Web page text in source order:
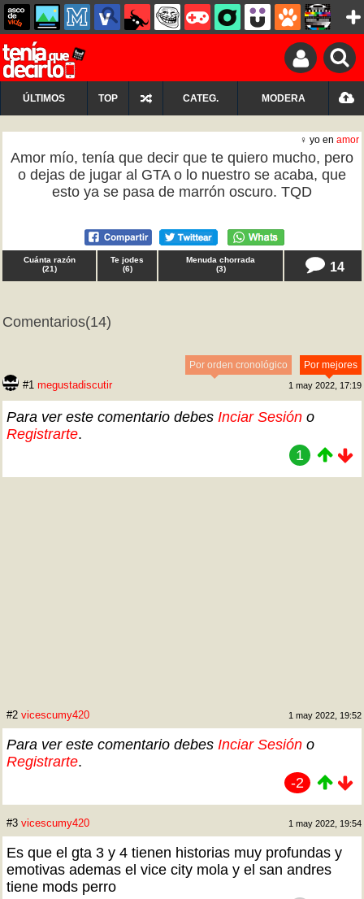
ÚLTIMOS TOP CATEG. MODERA
♀ yo en amor
Amor mío, tenía que decir que te quiero mucho, pero
o dejas de jugar al GTA o lo nuestro se acaba, que
esto ya se pasa de marrón oscuro. TQD
Cuánta razón
(21)
Te jodes
(6)
Menuda chorrada
(3) 14
Comentarios(14)
Por mejores
Por orden cronológico
#1 megustadiscutir 1 may 2022, 17:19
Para ver este comentario debes Inciar Sesión o
Registrarte.
1
#2 vicescumy420 1 may 2022, 19:52
Para ver este comentario debes Inciar Sesión o
Registrarte.
-2
#3 vicescumy420 1 may 2022, 19:54
Es que el gta 3 y 4 tienen historias muy profundas y
emotivas ademas el vice city mola y el san andres
tiene mods perro